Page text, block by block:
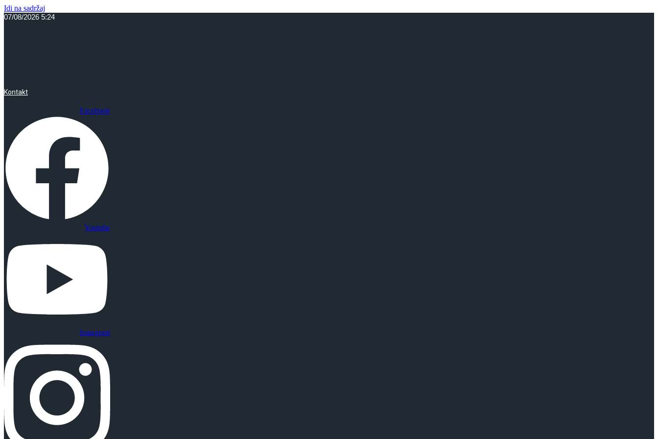
Idi na sadržaj
07/08/2026 5:24
Kontakt
Facebook
Youtube
Instagram